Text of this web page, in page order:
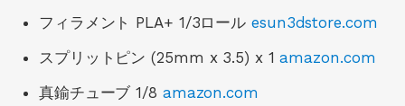
フィラメント PLA+ 1/3ロール esun3dstore.com
スプリットピン (25mm x 3.5) x 1 amazon.com
真鍮チューブ 1/8 amazon.com